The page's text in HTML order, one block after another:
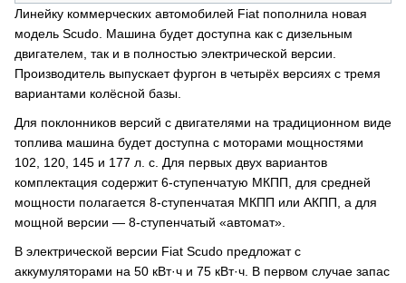
Линейку коммерческих автомобилей Fiat пополнила новая
модель Scudo. Машина будет доступна как с дизельным
двигателем, так и в полностью электрической версии.
Производитель выпускает фургон в четырёх версиях с тремя
вариантами колёсной базы.
Для поклонников версий c двигателями на традиционном виде
топлива машина будет доступна с моторами мощностями
102, 120, 145 и 177 л. с. Для первых двух вариантов
комплектация содержит 6-ступенчатую МКПП, для средней
мощности полагается 8-ступенчатая МКПП или АКПП, а для
мощной версии — 8-ступенчатый «автомат».
В электрической версии Fiat Scudo предложат с
аккумуляторами на 50 кВт·ч и 75 кВт·ч. В первом случае запас